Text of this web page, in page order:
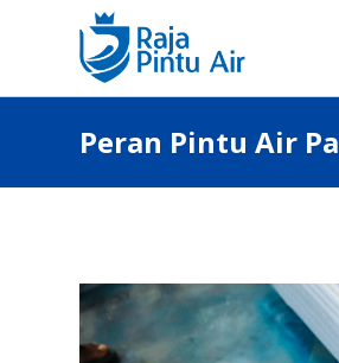
Peran Pintu Air